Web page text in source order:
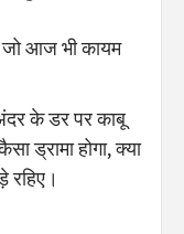
जो आज भी कायम
के डर पर काबू
ड्रामा होगा, क्या